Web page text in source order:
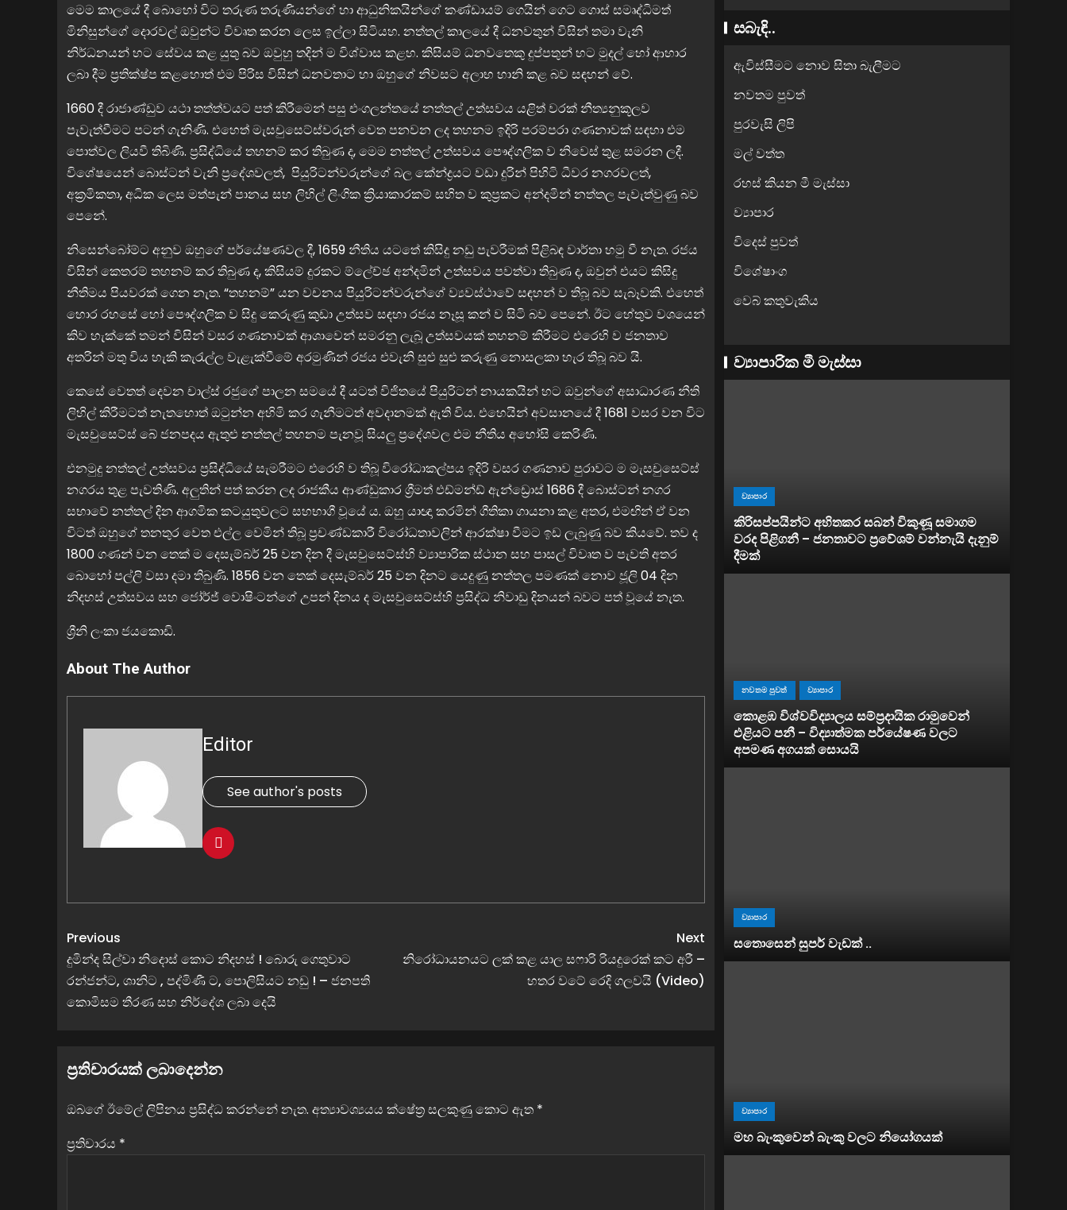
මෙම කාලයේ දී බොහෝ විට තරුණ තරුණියන්ගේ හා ආධුනිකයින්ගේ කණ්ඩායම් ගෙයින් ගෙට ගොස් සමෘද්ධිමත්
මිනිසුන්ගේ දොරවල් ඔවුන්ට විවෘත කරන ලෙස ඉල්ලා සිටියහ. නත්තල් කාලයේ දී ධනවතුන් විසින් තමා වැනි
නිර්ධනයන් හට සේවය කළ යුතු බව ඔවුහු තදින් ම විශ්වාස කළහ. කිසියම් ධනවතෙකු දුප්පතුන් හට මුදල් හෝ ආහාර
ලබා දීම ප්‍රතික්ෂ්ප කළහොත් එම පිරිස විසින් ධනවතාට හා ඔහුගේ නිවසට අලාභ හානි කළ බව සඳහන් වේ.
1660 දී රාජාණ්ඩුව යථා තත්ත්වයට පත් කිරීමෙන් පසු එංගලන්තයේ නත්තල් උත්සවය යළිත් වරක් නීත්‍යනුකූලව
පැවැත්වීමට පටන් ගැනිණි. එහෙත් මැසචුසෙට්ස්වරුන් වෙත පනවන ලද තහනම ඉදිරි පරම්පරා ගණනාවක් සඳහා එම
පොත්වල ලියවී තිබිණි. ප්‍රසිද්ධියේ තහනම් කර තිබුණ ද, මෙම නත්තල් උත්සවය පෞද්ගලික ව නිවෙස් තුළ සමරන ලදී.
විශේෂයෙන් බොස්ටන් වැනි ප්‍රදේශවලත්, පියුරිටන්වරුන්ගේ බල කේන්ද්‍රයට වඩා දුරින් පිහිටි ධීවර නගරවලත්,
අක්‍රමිකතා, අධික ලෙස මත්පැන් පානය සහ ලිහිල් ලිංගික ක්‍රියාකාරකම් සහිත ව කුප්‍රකට අන්දමින් නත්තල පැවැත්වුණු බව
පෙනේ.
නිසෙන්බෝම්ට අනුව ඔහුගේ පර්යේෂණවල දී, 1659 නීතිය යටතේ කිසිදු නඩු පැවරීමක් පිළිබඳ වාර්තා හමු වී නැත. රජය
විසින් කෙතරම් තහනම් කර තිබුණ ද, කිසියම් දුරකට ම්ලේච්ඡ අන්දමින් උත්සවය පවත්වා තිබුණ ද, ඔවුන් එයට කිසිදු
නීතිමය පියවරක් ගෙන නැත. “තහනම්” යන වචනය පියුරිටන්වරුන්ගේ ව්‍යවස්ථාවේ සඳහන් ව තිබූ බව සැබෑවකි. එහෙත්
හොර රහසේ හෝ පෞද්ගලික ව සිදු කෙරුණු කුඩා උත්සව සඳහා රජය නෑසූ කන් ව සිටි බව පෙනේ. ඊට හේතුව වශයෙන්
කිව හැක්කේ තමන් විසින් වසර ගණනාවක් ආශාවෙන් සමරනු ලැබූ උත්සවයක් තහනම් කිරීමට එරෙහි ව ජනතාව
අතරින් මතු විය හැකි කැරැල්ල වැළැක්වීමේ අරමුණින් රජය එවැනි සුළු සුළු කරුණු නොසලකා හැර තිබූ බව යි.
කෙසේ වෙතත් දෙවන චාල්ස් රජුගේ පාලන සමයේ දී යටත් විජිතයේ පියුරිටන් නායකයින් හට ඔවුන්ගේ අසාධාරණ නීති
ලිහිල් කිරීමටත් නැතහොත් ඔටුන්න අහිමි කර ගැනීමටත් අවදානමක් ඇති විය. එහෙයින් අවසානයේ දී 1681 වසර වන විට
මැසචුසෙට්ස් බේ ජනපදය ඇතුළු නත්තල් තහනම පැනවූ සියලු ප්‍රදේශවල එම නීතිය අහෝසි කෙරිණි.
එනමුදු නත්තල් උත්සවය ප්‍රසිද්ධියේ සැමරීමට එරෙහි ව තිබූ විරෝධාකල්පය ඉදිරි වසර ගණනාව පුරාවට ම මැසචුසෙට්ස්
නගරය තුළ පැවතිණි. අලුතින් පත් කරන ලද රාජකීය ආණ්ඩුකාර ශ්‍රීමත් එඩ්මන්ඩ් ඇන්ඩ්‍රොස් 1686 දී බොස්ටන් නගර
සභාවේ නත්තල් දින ආගමික කටයුතුවලට සහභාගී වූයේ ය. ඔහු යාඥා කරමින් ගීතිකා ගායනා කළ අතර, එමඟින් ඒ වන
විටත් ඔහුගේ තනතුර වෙත එල්ල වෙමින් තිබූ ප්‍රචණ්ඩකාරී විරෝධතාවලින් ආරක්ෂා වීමට ඉඩ ලැබුණු බව කියවේ. තව ද
1800 ගණන් වන තෙක් ම දෙසැම්බර් 25 වන දින දී මැසචුසෙට්ස්හි ව්‍යාපාරික ස්ථාන සහ පාසල් විවෘත ව පැවති අතර
බොහෝ පල්ලි වසා දමා තිබුණි. 1856 වන තෙක් දෙසැම්බර් 25 වන දිනට යෙදුණු නත්තල පමණක් නොව ජූලි 04 දින
නිදහස් උත්සවය සහ ජෝර්ජ් වොෂිංටන්ගේ උපන් දිනය ද මැසචුසෙට්ස්හි ප්‍රසිද්ධ නිවාඩු දිනයන් බවට පත් වූයේ නැත.
ශ්‍රීනි ලංකා ජයකොඩි.
About The Author
Editor
See author's posts
Previous
දුමින්ද සිල්වා නිදොස් කොට නිදහස් ! බොරු ගෙතුවාට
රන්ජන්ට, ශානිට , පද්මිණී ට, පොලිසියට නඩු ! – ජනපති
කොමිසම තීරණ සහ නිර්දේශ ලබා දෙයි
Next
නිරෝධායනයට ලක් කළ යාල සෆාරි රියදුරෙක් කට අරී –
හතර වටේ රෙදි ගලවයි (Video)
ප්‍රතිචාරයක් ලබාදෙන්න
ඔබගේ ඊමේල් ලිපිනය ප්‍රසිද්ධ කරන්නේ නැත. අත්‍යාවශ්‍යයය ක්ෂේත්‍ර සලකුණු කොට ඇත *
ප්‍රතිචාරය *
සබැඳි..
ඇවිස්සීමට නොව සිතා බැලීමට
නවතම පුවත්
පුරවැසි ලිපි
මල් වත්ත
රහස් කියන මී මැස්සා
ව්‍යාපාර
විදෙස් පුවත්
විශේෂාංග
වෙබ් කතුවැකිය
ව්‍යාපාරික මී මැස්සා
ව්‍යාපාර
කිරිසප්පයින්ට අහිතකර සබන් විකුණූ සමාගම
වරද පිළිගනී – ජනතාවට ප්‍රවේශම් වන්නැයි දැනුම්
දීමක්
නවතම පුවත් ව්‍යාපාර
කොළඹ විශ්වවිද්‍යාලය සම්ප්‍රදායික රාමුවෙන්
එළියට පනී – විද්‍යාත්මක පර්යේෂණ වලට
අපමණ අගයක් සොයයි
ව්‍යාපාර
සතොසෙන් සුපර් වැඩක් ..
ව්‍යාපාර
මහ බැංකුවෙන් බැංකු වලට නියෝගයක්